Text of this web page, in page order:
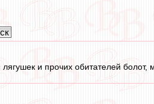
и прочих обитателей болот,